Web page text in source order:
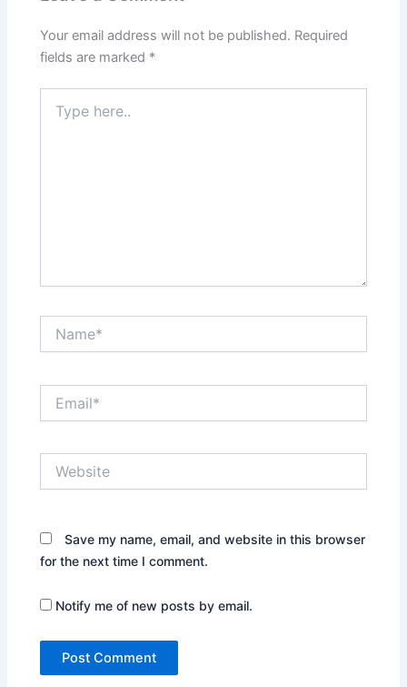
Your email address will not be published. Required
fields are marked *
here..
Save my name, email, and website in this browser
for the next time I comment.
Notify me of new posts by email.